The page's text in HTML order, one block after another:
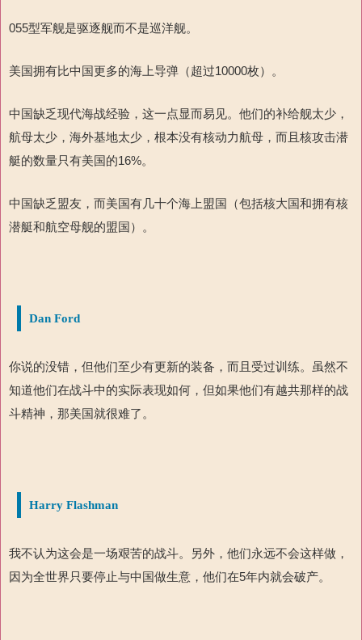
055型军舰是驱逐舰而不是巡洋舰。
美国拥有比中国更多的海上导弹（超过10000枚）。
中国缺乏现代海战经验，这一点显而易见。他们的补给舰太少，
航母太少，海外基地太少，根本没有核动力航母，而且核攻击潜
艇的数量只有美国的16%。
中国缺乏盟友，而美国有几十个海上盟国（包括核大国和拥有核
潜艇和航空母舰的盟国）。
Dan Ford
你说的没错，但他们至少有更新的装备，而且受过训练。虽然不
知道他们在战斗中的实际表现如何，但如果他们有越共那样的战
斗精神，那美国就很难了。
Harry Flashman
我不认为这会是一场艰苦的战斗。另外，他们永远不会这样做，
因为全世界只要停止与中国做生意，他们在5年内就会破产。